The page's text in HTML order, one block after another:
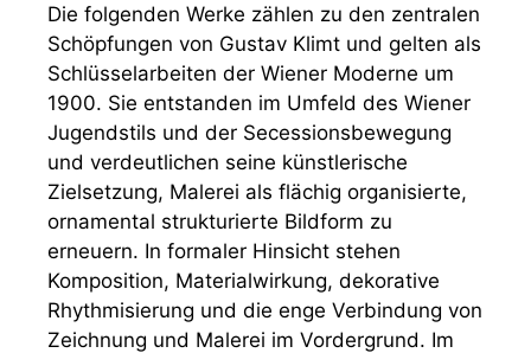
Die folgenden Werke zählen zu den zentralen
Schöpfungen von Gustav Klimt und gelten als
Schlüsselarbeiten der Wiener Moderne um
1900. Sie entstanden im Umfeld des Wiener
Jugendstils und der Secessionsbewegung
und verdeutlichen seine künstlerische
Zielsetzung, Malerei als flächig organisierte,
ornamental strukturierte Bildform zu
erneuern. In formaler Hinsicht stehen
Komposition, Materialwirkung, dekorative
Rhythmisierung und die enge Verbindung von
Zeichnung und Malerei im Vordergrund. Im